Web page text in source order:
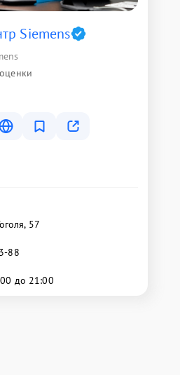
Siemens
57
88
до 21:00